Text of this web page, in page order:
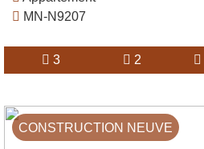
MN-N9207
3 2
CONSTRUCTION NEUVE